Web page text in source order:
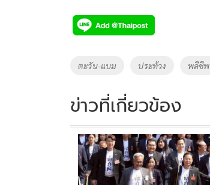
e
b
o
k
tt
er
p
y
Li
k
Tags
ตะวัน-แบม ประท้วง พลีชีพ
ข่าวที่เกี่ยวข้อง